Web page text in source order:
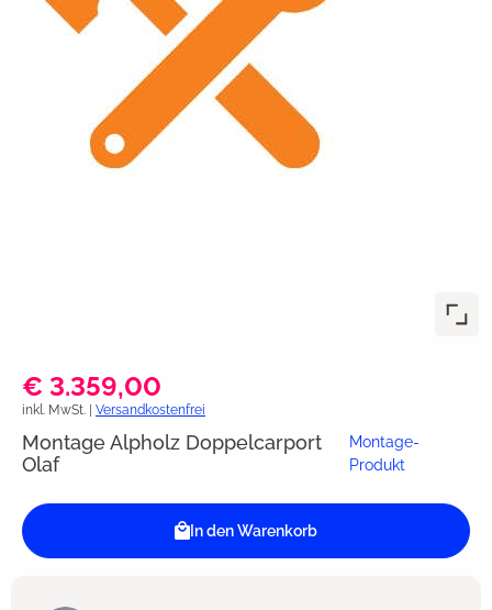
€ 3.359,00
inkl. MwSt. | Versandkostenfrei
Montage Alpholz Doppelcarport
Olaf
Montage-
Produkt
In den Warenkorb